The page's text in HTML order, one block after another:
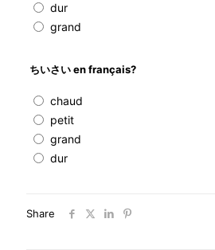
dur
grand
ちいさい en français?
chaud
petit
grand
dur
Share